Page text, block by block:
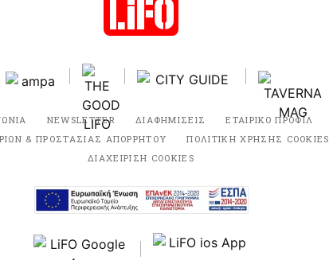
NEWSLETTER ΔΙΑΦΗΜΙΣΕΙΣ ΕΤΑΙΡΙΚΟ ΠΡΟΦΙΛ
& ΠΡΟΣΤΑΣΙΑΣ ΑΠΟΡΡΗΤΟΥ
ΠΟΛΙΤΙΚΗ ΧΡΗΣΗΣ COOKIES
ΔΙΑΧΕΙΡΙΣΗ COOKIES